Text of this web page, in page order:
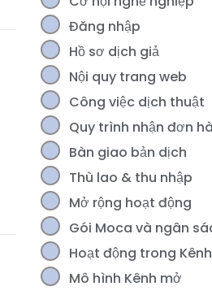
Đăng nhập
Hồ sơ dịch giả
Nội quy trang web
Công việc dịch thuật
Quy trình nhận đơn
Bàn giao bản dịch
Thù lao & thu nhập
Mở rộng hoạt động
Gói Moca và ngân
Hoạt động trong Kênh
Mô hình Kênh mở